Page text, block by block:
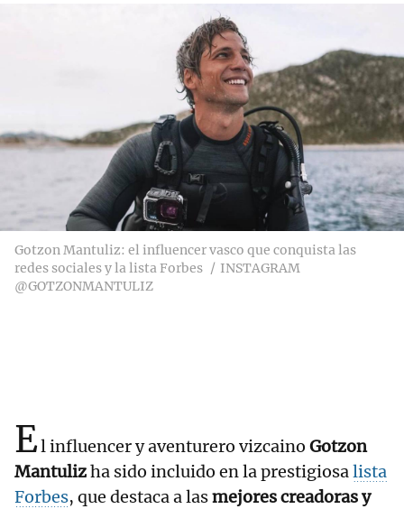
Gotzon Mantuliz: el influencer vasco que conquista las
redes sociales y la lista Forbes
INSTAGRAM
@GOTZONMANTULIZ
El influencer y aventurero vizcaino Gotzon
Mantulizha sido incluido en la prestigiosalista
Forbes, que destaca a lasmejores creadoras y